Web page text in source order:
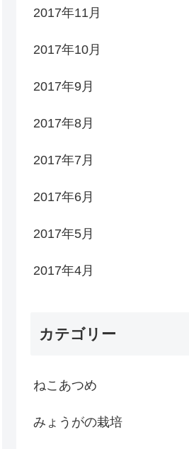
2017年11月
2017年10月
2017年9月
2017年8月
2017年7月
2017年6月
2017年5月
2017年4月
カテゴリー
ねこあつめ
みょうがの栽培